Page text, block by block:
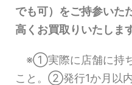
でも可）をご持参いた
高くお買取りいたしま
※①実際に店舗に持ち
こと。②発行1か月以